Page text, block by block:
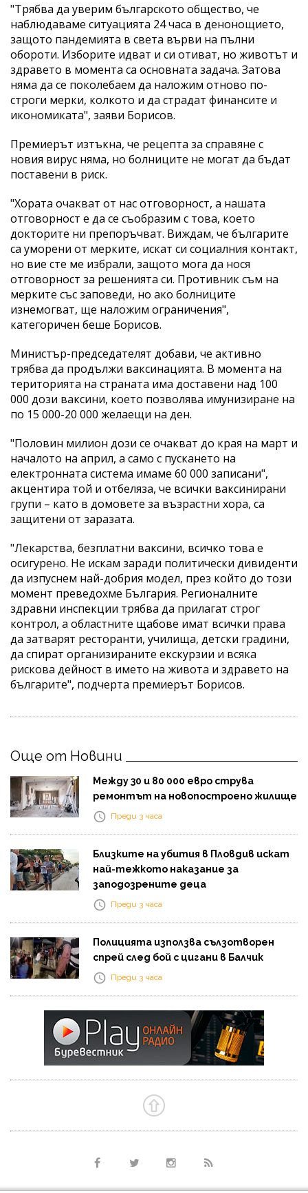
"Трябва да уверим българското общество, че
наблюдаваме ситуацията 24 часа в денонощието,
защото пандемията в света върви на пълни
обороти. Изборите идват и си отиват, но животът и
здравето в момента са основната задача. Затова
няма да се поколебаем да наложим отново по-
строги мерки, колкото и да страдат финансите и
икономиката", заяви Борисов.
Премиерът изтъкна, че рецепта за справяне с
новия вирус няма, но болниците не могат да бъдат
поставени в риск.
"Хората очакват от нас отговорност, а нашата
отговорност е да се съобразим с това, което
докторите ни препоръчват. Виждам, че българите
са уморени от мерките, искат си социалния контакт,
но вие сте ме избрали, защото мога да нося
отговорност за решенията си. Противник съм на
мерките със заповеди, но ако болниците
изнемогват, ще наложим ограничения",
категоричен беше Борисов.
Министър-председателят добави, че активно
трябва да продължи ваксинацията. В момента на
територията на страната има доставени над 100
000 дози ваксини, което позволява имунизиране на
по 15 000-20 000 желаещи на ден.
"Половин милион дози се очакват до края на март и
началото на април, а само с пускането на
електронната система имаме 60 000 записани",
акцентира той и отбеляза, че всички ваксинирани
групи – като в домовете за възрастни хора, са
защитени от заразата.
"Лекарства, безплатни ваксини, всичко това е
осигурено. Не искам заради политически дивиденти
да изпуснем най-добрия модел, през който до този
момент преведохме България. Регионалните
здравни инспекции трябва да прилагат строг
контрол, а областните щабове имат всички права
да затварят ресторанти, училища, детски градини,
да спират организираните екскурзии и всяка
рискова дейност в името на живота и здравето на
българите", подчерта премиерът Борисов.
Още от Новини
Между 30 и 80 000 евро струва
ремонтът на новопостроено жилище
Преди 3 часа
Близките на убития в Пловдив искат
най-тежкото наказание за
заподозрените деца
Преди 3 часа
Полицията използва сълзотворен
спрей след бой с цигани в Балчик
Преди 3 часа